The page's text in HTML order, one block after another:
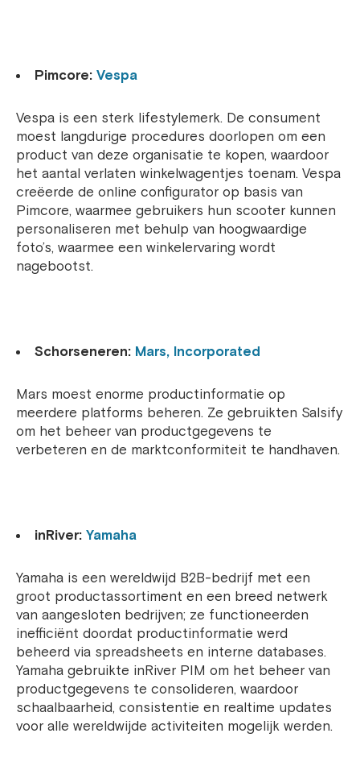
Pimcore: Vespa
Vespa is een sterk lifestylemerk. De consument
moest langdurige procedures doorlopen om een ​​
product van deze organisatie te kopen, waardoor
het aantal verlaten winkelwagentjes toenam. Vespa
creëerde de online configurator op basis van
Pimcore, waarmee gebruikers hun scooter kunnen
personaliseren met behulp van hoogwaardige
foto’s, waarmee een winkelervaring wordt
nagebootst.
Schorseneren: Mars, Incorporated
Mars moest enorme productinformatie op
meerdere platforms beheren. Ze gebruikten Salsify
om het beheer van productgegevens te
verbeteren en de marktconformiteit te handhaven.
inRiver: Yamaha
Yamaha is een wereldwijd B2B-bedrijf met een
groot productassortiment en een breed netwerk
van aangesloten bedrijven; ze functioneerden
inefficiënt doordat productinformatie werd
beheerd via spreadsheets en interne databases.
Yamaha gebruikte inRiver PIM om het beheer van
productgegevens te consolideren, waardoor
schaalbaarheid, consistentie en realtime updates
voor alle wereldwijde activiteiten mogelijk werden.